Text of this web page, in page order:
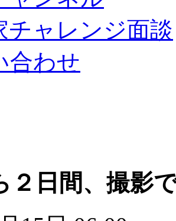
チャレンジ面談
合わせ
２日間、撮影